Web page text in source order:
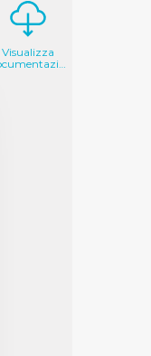
Visualizza
Documentazione